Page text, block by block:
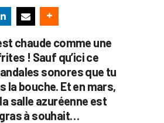
chaude comme une
! Sauf qu’ici ce
sonores que tu
la bouche. Et en mars,
salle azuréenne est
à souhait…